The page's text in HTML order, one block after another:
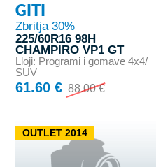
GITI
Zbritja 30%
225/60R16 98H
CHAMPIRO VP1 GT
Lloji: Programi i gomave 4x4/
SUV
61.60 € 88.00 €
OUTLET 2014